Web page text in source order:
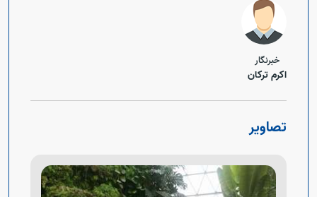
خبرنگار
اکرم ترکان
تصاویر